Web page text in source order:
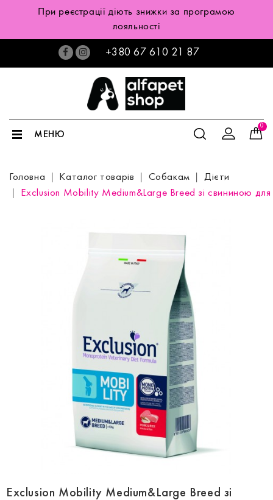
При реєстрації діють знижки за програмою
лояльності
+380 67 610 21 87
0
МЕНЮ
Головна Каталог товарів Собакам
Дієти
Exclusion Mobility Medium&Large Breed зі свининою для
Exclusion Mobility Medium&Large Breed зі